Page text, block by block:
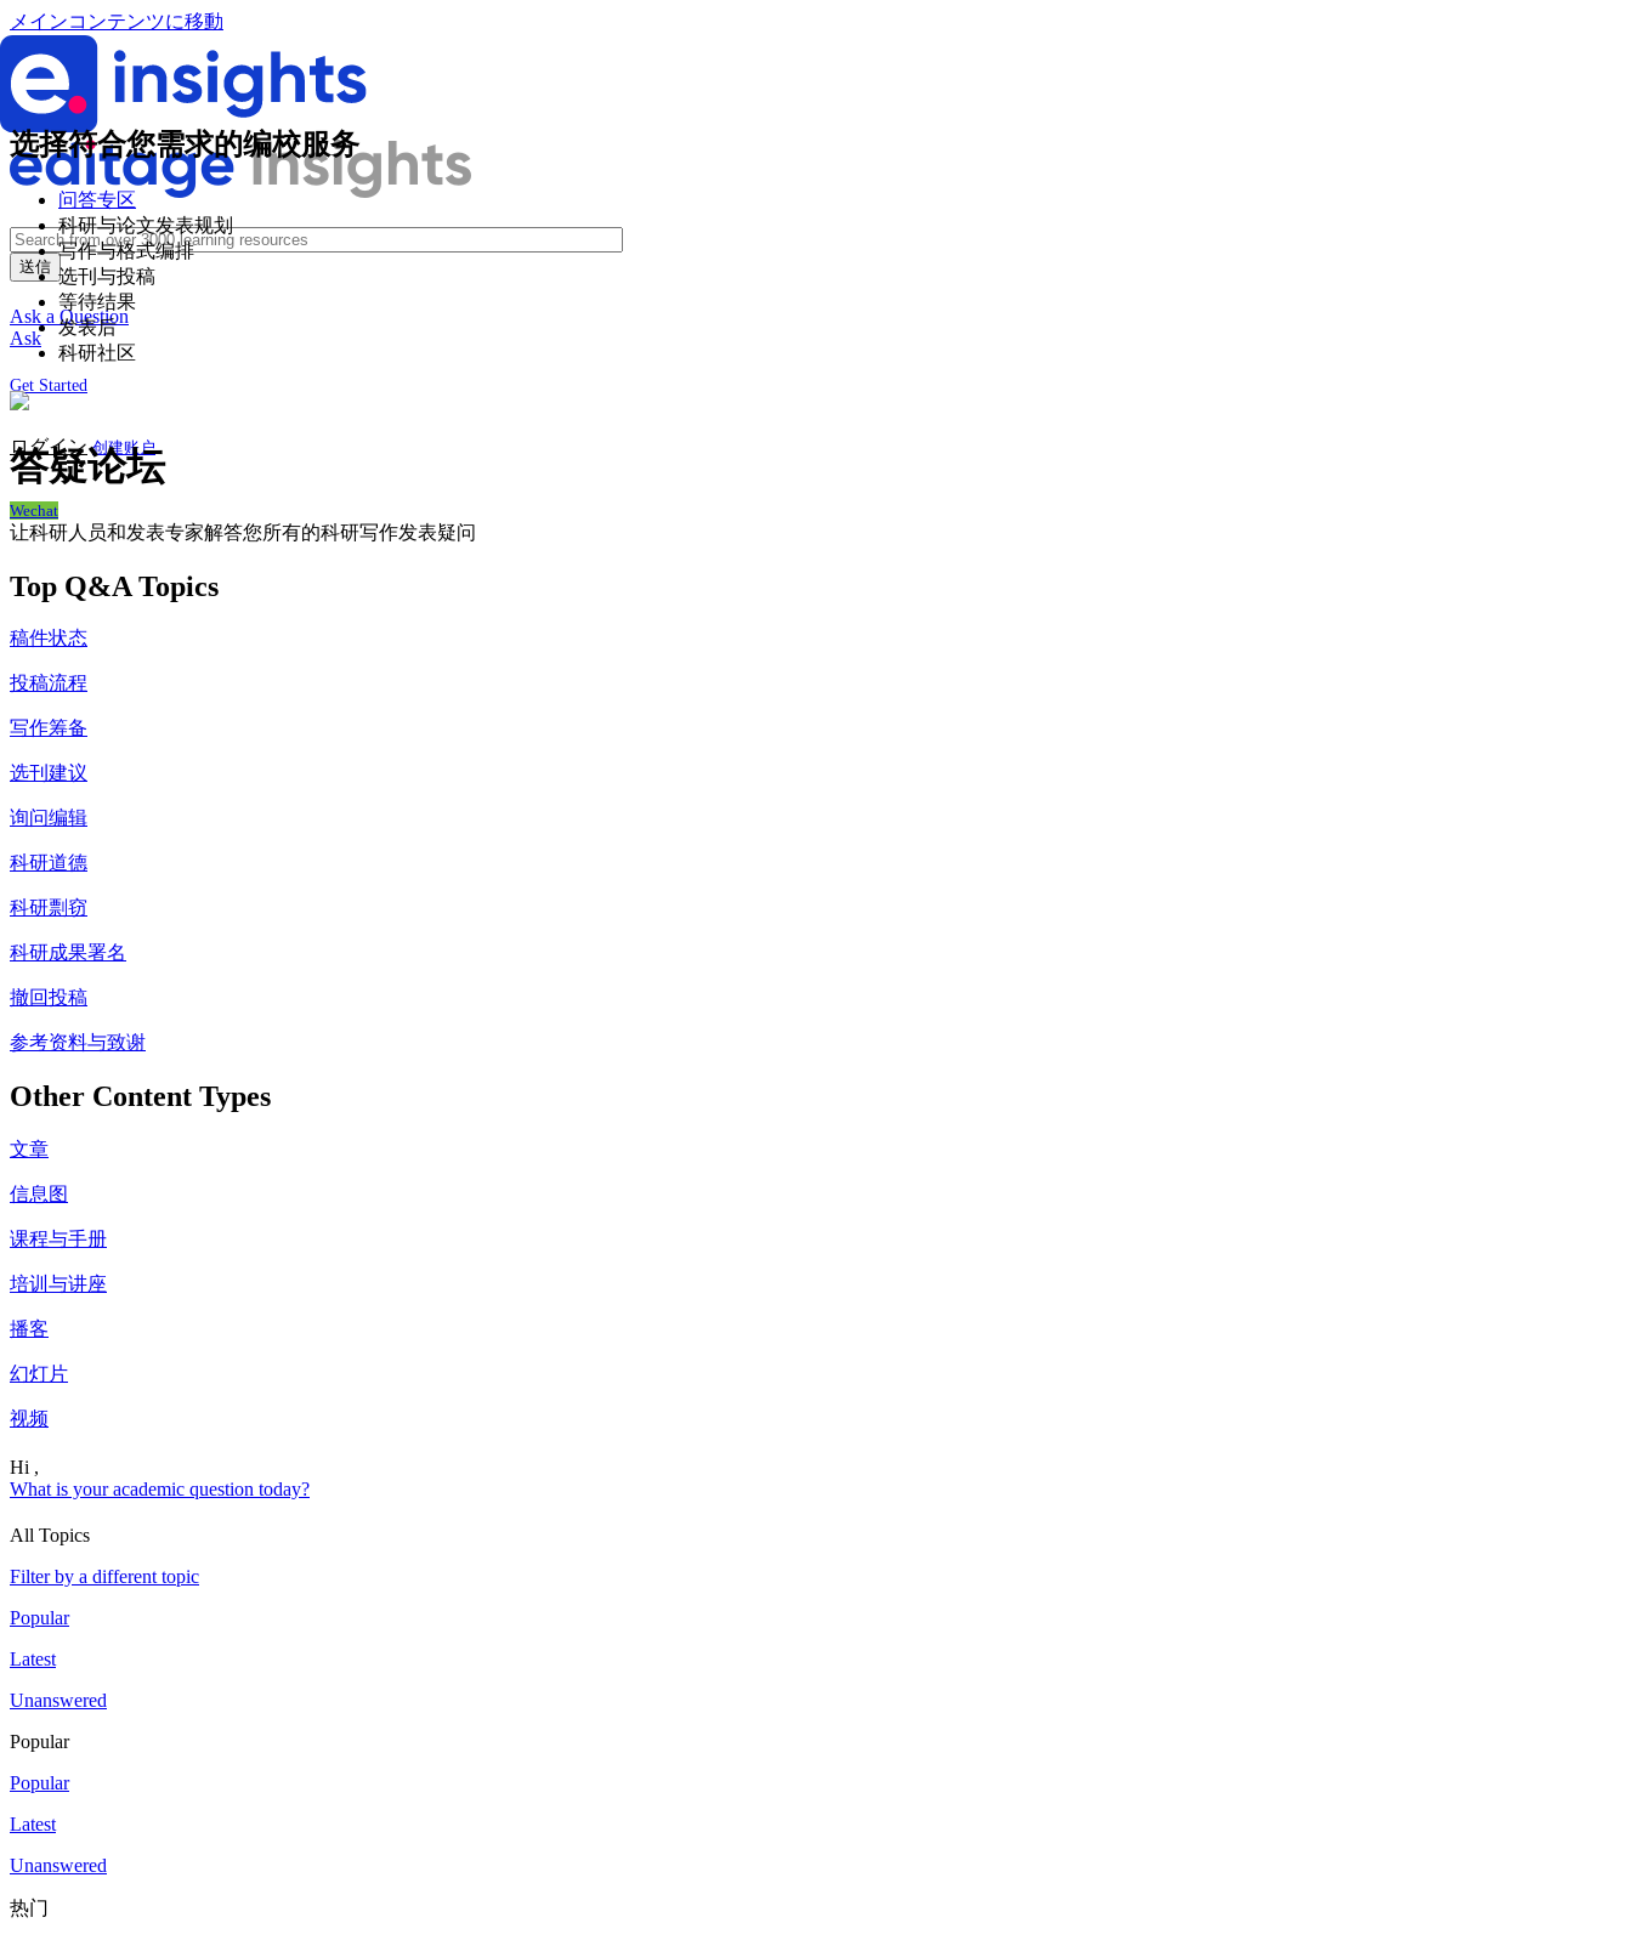
メインコンテンツに移動
Ask a Question
Ask
Get Started
ログイン 创建账户
Wechat
选择符合您需求的编校服务
问答专区
科研与论文发表规划
写作与格式编排
选刊与投稿
等待结果
发表后
科研社区
答疑论坛
让科研人员和发表专家解答您所有的科研写作发表疑问
Top Q&A Topics
稿件状态
投稿流程
写作筹备
选刊建议
询问编辑
科研道德
科研剽窃
科研成果署名
撤回投稿
参考资料与致谢
Other Content Types
文章
信息图
课程与手册
培训与讲座
播客
幻灯片
视频
Hi ,
What is your academic question today?
All Topics
Filter by a different topic
Popular
Latest
Unanswered
Popular
Popular
Latest
Unanswered
热门